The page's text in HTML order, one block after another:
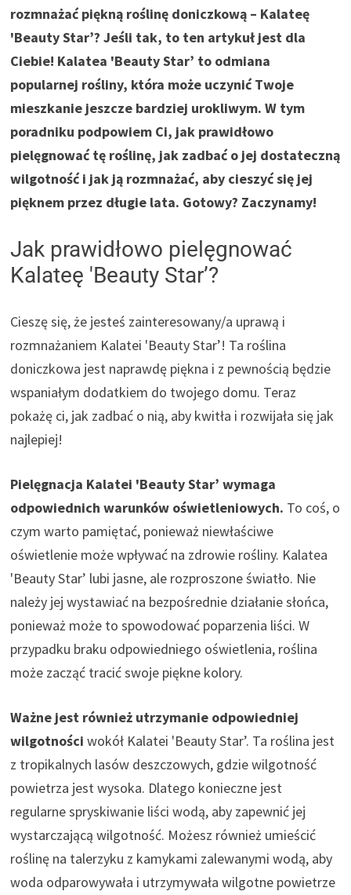
rozmnażać piękną roślinę doniczkową – Kalateę
'Beauty Star’? Jeśli tak, to ten artykuł jest dla
Ciebie! Kalatea 'Beauty Star’ to odmiana
popularnej rośliny, która może uczynić Twoje
mieszkanie jeszcze bardziej urokliwym. W tym
poradniku podpowiem Ci, jak prawidłowo
pielęgnować tę roślinę, jak zadbać o jej dostateczną
wilgotność i jak ją rozmnażać, aby cieszyć się jej
pięknem przez długie lata. Gotowy? Zaczynamy!
Jak prawidłowo pielęgnować
Kalateę 'Beauty Star’?
Cieszę się, że jesteś zainteresowany/a uprawą i
rozmnażaniem Kalatei 'Beauty Star’! Ta roślina
doniczkowa jest naprawdę piękna i z pewnością będzie
wspaniałym dodatkiem do twojego domu. Teraz
pokażę ci, jak zadbać o nią, aby kwitła i rozwijała się jak
najlepiej!
Pielęgnacja Kalatei 'Beauty Star’ wymaga
odpowiednich warunków oświetleniowych. To coś, o
czym warto pamiętać, ponieważ niewłaściwe
oświetlenie może wpływać na zdrowie rośliny. Kalatea
'Beauty Star’ lubi jasne, ale rozproszone światło. Nie
należy jej wystawiać na bezpośrednie działanie słońca,
ponieważ może to spowodować poparzenia liści. W
przypadku braku odpowiedniego oświetlenia, roślina
może zacząć tracić swoje piękne kolory.
Ważne jest również utrzymanie odpowiedniej
wilgotności wokół Kalatei 'Beauty Star’. Ta roślina jest
z tropikalnych lasów deszczowych, gdzie wilgotność
powietrza jest wysoka. Dlatego konieczne jest
regularne spryskiwanie liści wodą, aby zapewnić jej
wystarczającą wilgotność. Możesz również umieścić
roślinę na talerzyku z kamykami zalewanymi wodą, aby
woda odparowywała i utrzymywała wilgotne powietrze